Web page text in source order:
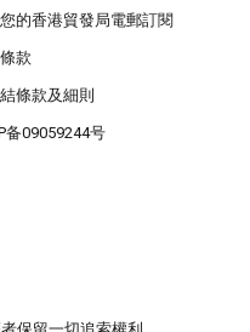
的香港貿發局電郵訂閱
款
條款及細則
备09059244号